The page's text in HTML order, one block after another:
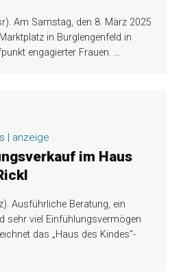
Am Samstag, den 8. März 2025
in Burglengenfeld in
engagierter Frauen. …
| anzeige
im Haus
Ausführliche Beratung, ein
sehr viel Einfühlungsvermögen
das „Haus des Kindes“-